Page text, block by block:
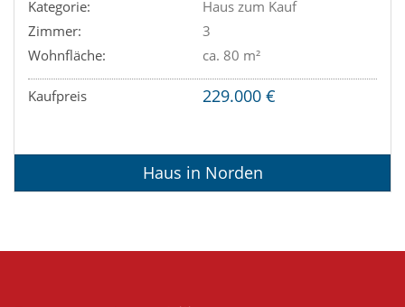
Kategorie:
Haus zum Kauf
Zimmer:
3
Wohnfläche:
ca. 80 m²
Kaufpreis 229.000 €
Haus in Norden